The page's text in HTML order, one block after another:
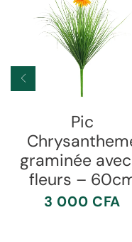
Pic
graminée
fleurs –
3 000 CFA